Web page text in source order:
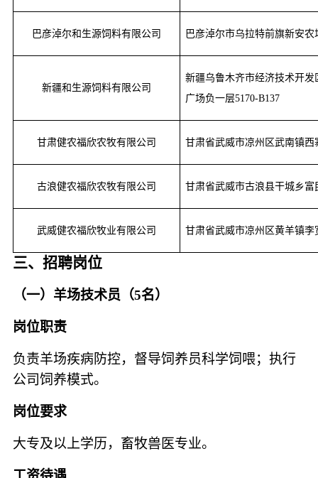
巴彦淖尔和生源饲料有限公司 巴彦淖尔市乌拉特前旗新安农
新疆和生源饲料有限公司
新疆乌鲁木齐市经济技术开发
广场负一层5170-B137
甘肃健农福欣农牧有限公司 甘肃省武威市凉州区武南镇西
古浪健农福欣农牧有限公司 甘肃省武威市古浪县干城乡富
武威健农福欣牧业有限公司 甘肃省武威市凉州区黄羊镇
三、招聘岗位
（一） 羊场技术员（5名）
岗位职责
负责羊场疾病防控，督导饲养员科学饲喂；执行
公司饲养模式。
岗位要求
大专及以上学历，畜牧兽医专业。